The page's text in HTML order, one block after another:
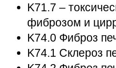
K71.7 –
фиброзом и
K74.0 Фиброз
K74.1 Склероз